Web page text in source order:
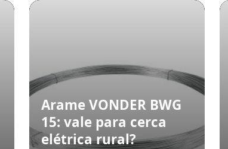
Arame VONDER BWG
15: vale para cerca
elétrica rural?